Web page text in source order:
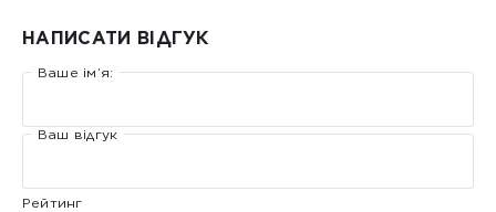
НАПИСАТИ ВІДГУК
Ваше ім’я:
Ваш відгук
Рейтинг